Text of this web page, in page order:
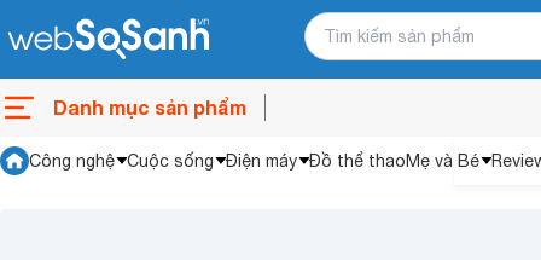
Danh mục sản phẩm
Công nghệ Cuộc sống Điện máy Đồ thể thaoMẹ và Bé